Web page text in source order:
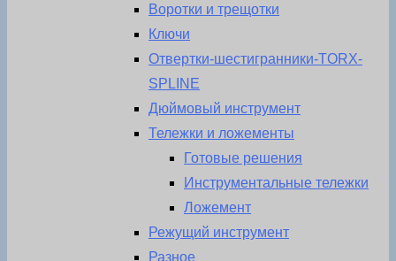
Воротки и трещотки
Ключи
Отвертки-шестигранники-TORX-
SPLINE
Дюймовый инструмент
Тележки и ложементы
Готовые решения
Инструментальные тележки
Ложемент
Режущий инструмент
Разное